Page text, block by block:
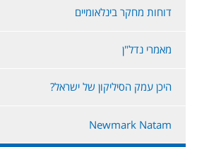
דוחות מחקר בינלאומיים
מאמרי נדל"ן
היכן עמק הסיליקון של ישראל?
Newmark Natam